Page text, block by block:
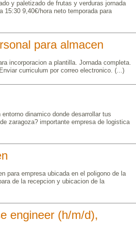
y paletizado de frutas y verduras jornada
15:30 9,40€/hora neto temporada para
para almacen
incorporacion a plantilla. Jornada completa.
curriculum por correo electronico. (...)
dinamico donde desarrollar tus
zaragoza? importante empresa de logistica
para empresa ubicada en el poligono de la
de la recepcion y ubicacion de la
engineer (h/m/d),